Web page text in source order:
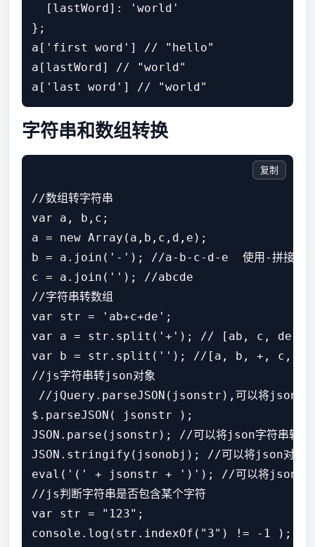
  [lastWord]: 'world'
};
a['first word'] // "hello"
a[lastWord] // "world"
字符串和数组转换
//数组转字符串
var a, b,c;
a = new Array(a,b,c,d,e);
b = a.join('-'); //a-b-c-d-e  使用-拼接数组
c = a.join(''); //abcde
//字符串转数组
var str = 'ab+c+de';
var a = str.split('+'); // [ab, c, de]
var b = str.split(''); //[a, b, +, c, +,
//js字符串转json对象
//jQuery.parseJSON(jsonstr),可以将json字
$.parseJSON( jsonstr );
JSON.parse(jsonstr); //可以将json字符串转
JSON.stringify(jsonobj); //可以将json对象转
eval('(' + jsonstr + ')'); //可以将json字符串转
//js判断字符串是否包含某个字符
var str = "123";
console.log(str.indexOf("3") != -1 );
复制